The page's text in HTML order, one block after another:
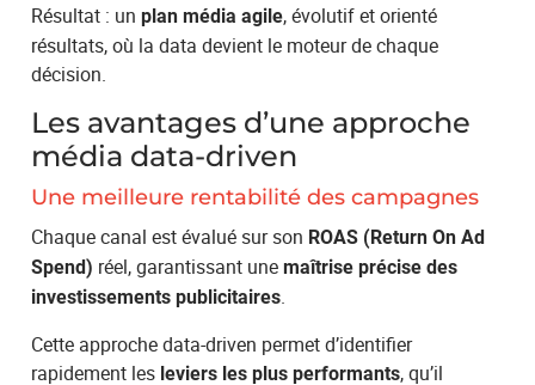
Résultat : unplan média agile, évolutif et orienté
résultats, où la data devient le moteur de chaque
décision.
Les avantages d’une approche
média data-driven
Une meilleure rentabilité des campagnes
Chaque canal est évalué sur son ROAS (Return On Ad
Spend) réel, garantissant unemaîtrise précise des
investissements publicitaires.
Cette approche data-driven permet d’identifier
rapidement les leviers les plus performants, qu’il